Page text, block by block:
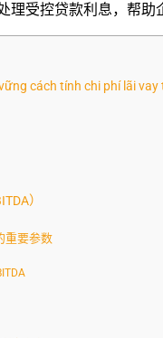
理受控贷款利息，帮
cách tính chi phí lãi
）
重要参数